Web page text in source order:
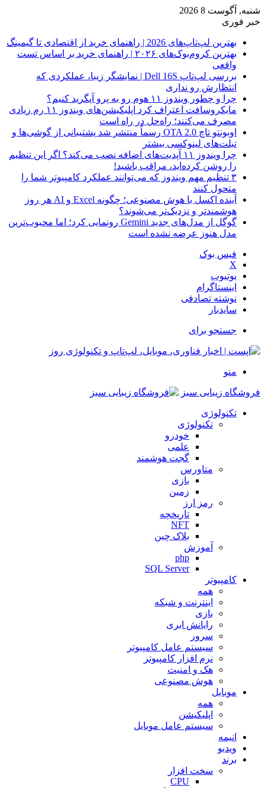
شنبه, آگوست 8 2026
خبر فوری
بهترین لپ‌تاپ‌های 2026 | راهنمای خرید از اقتصادی تا گیمینگ
بهترین کروم‌بوک‌های ۲۰۲۶ | راهنمای خرید بر اساس تست
واقعی
بررسی لپ‌تاپ Dell 16S | نمایشگر زیبا، عملکردی که
انتظارش رو نداری
چرا و چطور ویندوز ۱۱ هوم رو به پرو آپگرید کنیم؟
مایکروسافت اعتراف کرد اپلیکیشن‌های ویندوز ۱۱ رم زیادی
مصرف می‌کنند؛ راه‌حل در راه است
اوبونتو تاچ OTA 2.0 رسماً منتشر شد پشتیبانی از گوشی‌ها و
تبلت‌های لینوکسی بیشتر
چرا ویندوز ۱۱ آپدیت‌های اضافه نصب می‌کند؟ اگر این تنظیم
را روشن کرده‌اید، مراقب باشید!
۳ تنظیم مهم ویندوز که می‌توانند عملکرد کامپیوتر شما را
متحول کنند
آینده اکسل با هوش مصنوعی؛ چگونه Excel و AI هر روز
هوشمندتر و نزدیک‌تر می‌شوند؟
گوگل از مدل‌های جدید Gemini رونمایی کرد؛ اما محبوب‌ترین
مدل هنوز عرضه نشده است
فیس بوک
X
یوتیوب
اینستاگرام
نوشته تصادفی
سایدبار
جستجو برای
منو
فروشگاه زیبایی سبز
تکنولوژی
تکنولوژی
خودرو
علمی
گجت هوشمند
متاورس
بازی
زمین
رمز ارز
تاریخچه
NFT
بلاک چین
آموزش
php
SQL Server
کامپیوتر
همه
اینترنت و شبکه
بازی
رایانش ابری
سرور
سیستم عامل کامپیوتر
نرم افزار کامپیوتر
هک و امنیت
هوش مصنوعی
موبایل
همه
اپلیکیشن
سیستم عامل موبایل
انیمه
ویدیو
برند
سخت افزار
CPU